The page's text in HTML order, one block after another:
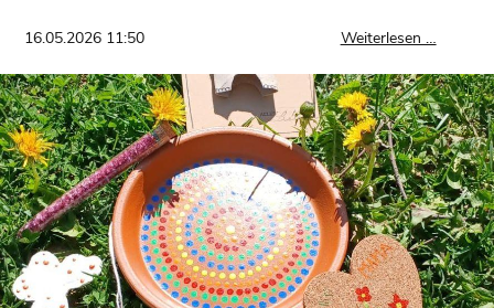
16.05.2026 11:50 Weiterlesen …